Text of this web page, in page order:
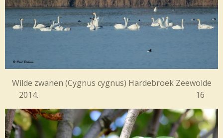
Wilde zwanen (Cygnus cygnus) Hardebroek Zeewolde
2014. 16